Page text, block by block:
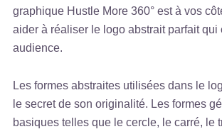
graphique Hustle More 360° est à vos
aider à réaliser le logo abstrait parfait qui
audience.
Les formes abstraites utilisées dans le
le secret de son originalité. Les formes
basiques telles que le cercle, le carré, le